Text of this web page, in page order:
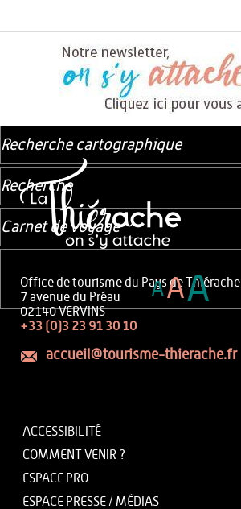
Office de tourisme du Pays de Thiérache
7 avenue du Préau
02140 VERVINS
+33 (0)3 23 91 30 10
accueil@tourisme-thierache.fr
ACCESSIBILITÉ
COMMENT VENIR ?
ESPACE PRO
ESPACE PRESSE / MÉDIAS
Recherche cartographique
Recherche
Carnet de voyage
AAA